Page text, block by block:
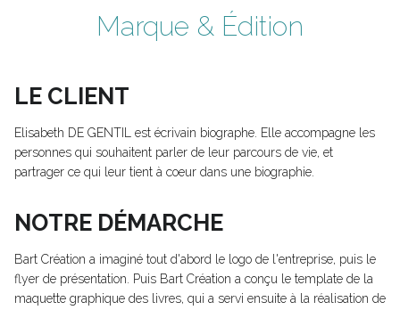
Marque & Édition
LE CLIENT
Elisabeth DE GENTIL est écrivain biographe. Elle accompagne les
personnes qui souhaitent parler de leur parcours de vie, et
partrager ce qui leur tient à coeur dans une biographie.
NOTRE DÉMARCHE
Bart Création a imaginé tout d'abord le logo de l'entreprise, puis le
flyer de présentation. Puis Bart Création a conçu le template de la
maquette graphique des livres, qui a servi ensuite à la réalisation de